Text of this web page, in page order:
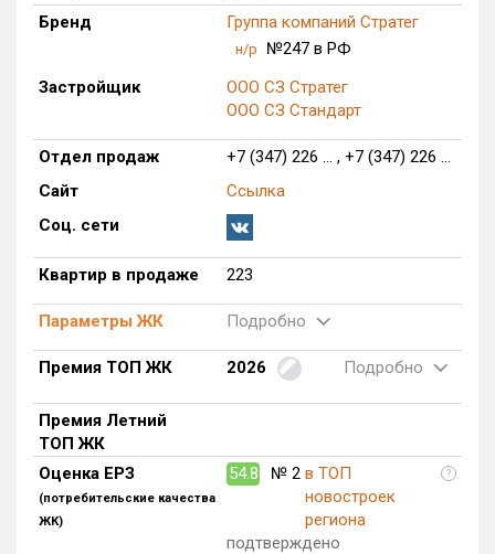
Найдено:
Многоквартирных домов
7 из 1 617
Блокированных домов
Домов с апартаментами
Многоквартирных домов
Блокированных домов
0 из 322
блоков в БД
71 из 22 712
Бренд
Группа компаний Стратег
н/р
№247 в РФ
Застройщик
ООО СЗ Стратег
ООО СЗ Стандарт
Отдел продаж
+7 (347) 226 ... , +7 (347) 226 ...
Сайт
Ссылка
Соц. сети
Квартир в продаже 223
Параметры ЖК Подробно
Премия ТОП ЖК 2026 Подробно
Премия Летний
ТОП ЖК
Оценка ЕРЗ
(потребительские качества
ЖК)
54.8 № 2 в ТОП
новостроек
региона
?
подтверждено